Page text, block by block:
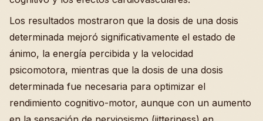
Los resultados mostraron que la dosis de una dosis
determinada mejoró significativamente el estado de
ánimo, la energía percibida y la velocidad
psicomotora, mientras que la dosis de una dosis
determinada fue necesaria para optimizar el
rendimiento cognitivo-motor, aunque con un aumento